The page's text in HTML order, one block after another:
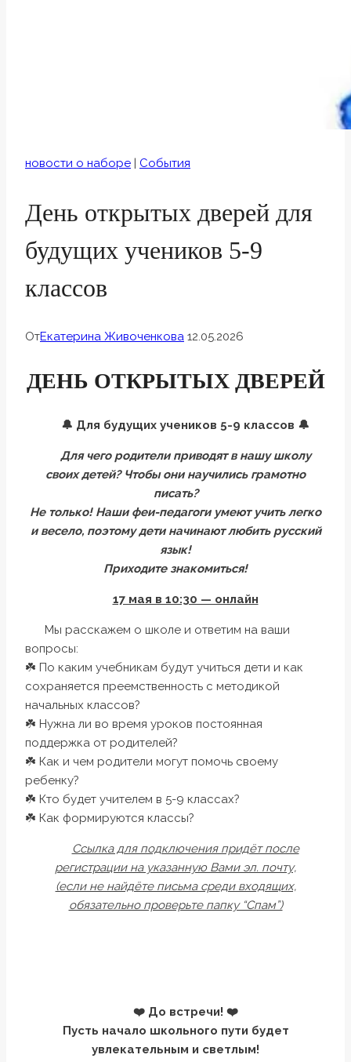
новости о наборе | События
День открытых дверей для
будущих учеников 5-9
классов
ОтЕкатерина Живоченкова 12.05.2026
ДЕНЬ ОТКРЫТЫХ ДВЕРЕЙ
🔔 Для будущих учеников 5-9 классов 🔔
Для чего родители приводят в нашу школу
своих детей? Чтобы они научились грамотно
писать?
Не только! Наши феи-педагоги умеют учить легко
и весело, поэтому дети начинают любить русский
язык!
Приходите знакомиться!
17 мая в 10:30 — онлайн
Мы расскажем о школе и ответим на ваши
вопросы:
☘️ По каким учебникам будут учиться дети и как
сохраняется преемственность с методикой
начальных классов?
☘️ Нужна ли во время уроков постоянная
поддержка от родителей?
☘️ Как и чем родители могут помочь своему
ребенку?
☘️ Кто будет учителем в 5-9 классах?
☘️ Как формируются классы?
Ссылка для подключения придёт после
регистрации на указанную Вами эл. почту,
(если не найдёте письма среди входящих,
обязательно проверьте папку “Спам”)
❤️ До встречи! ❤️
Пусть начало школьного пути будет
увлекательным и светлым!